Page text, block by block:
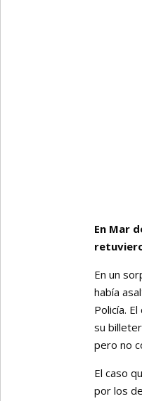
En Mar
En un
había
Policía.
su
pero no
El caso
por los